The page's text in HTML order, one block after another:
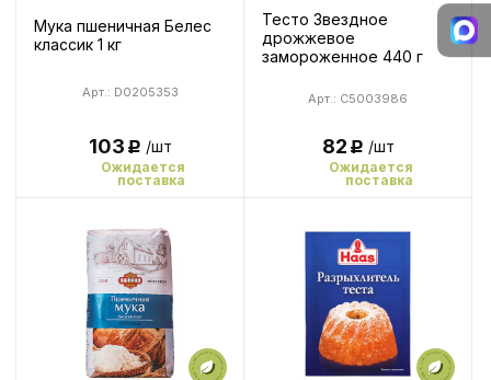
Мука пшеничная Белес
классик 1 кг
Арт.: D0205353
103Р /шт
Ожидается
поставка
Тесто Звездное
дрожжевое
замороженное 440 г
Арт.: C5003986
82Р /шт
Ожидается
поставка